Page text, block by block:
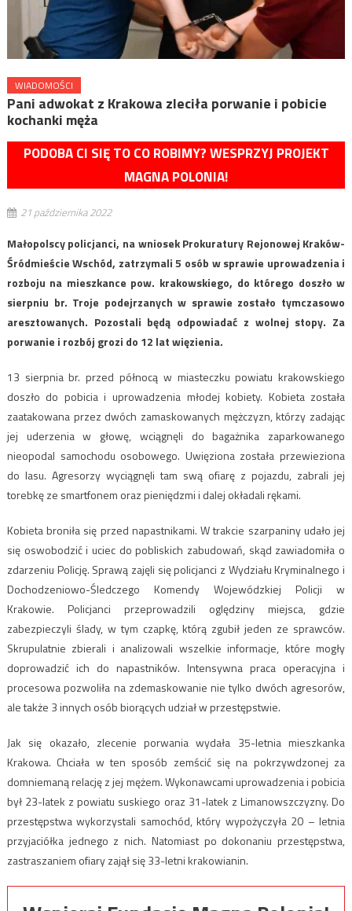
WIADOMOŚCI
Pani adwokat z Krakowa zleciła porwanie i pobicie
kochanki męża
PODOBA CI SIĘ TO CO ROBIMY? WESPRZYJ PROJEKT
MAGNA POLONIA!
21 października 2022
Małopolscy policjanci, na wniosek Prokuratury Rejonowej Kraków-
Śródmieście Wschód, zatrzymali 5 osób w sprawie uprowadzenia i
rozboju na mieszkance pow. krakowskiego, do którego doszło w
sierpniu br. Troje podejrzanych w sprawie zostało tymczasowo
aresztowanych. Pozostali będą odpowiadać z wolnej stopy. Za
porwanie i rozbój grozi do 12 lat więzienia.
13 sierpnia br. przed północą w miasteczku powiatu krakowskiego
doszło do pobicia i uprowadzenia młodej kobiety. Kobieta została
zaatakowana przez dwóch zamaskowanych mężczyzn, którzy zadając
jej uderzenia w głowę, wciągnęli do bagażnika zaparkowanego
nieopodal samochodu osobowego. Uwięziona została przewieziona
do lasu. Agresorzy wyciągnęli tam swą ofiarę z pojazdu, zabrali jej
torebkę ze smartfonem oraz pieniędzmi i dalej okładali rękami.
Kobieta broniła się przed napastnikami. W trakcie szarpaniny udało jej
się oswobodzić i uciec do pobliskich zabudowań, skąd zawiadomiła o
zdarzeniu Policję. Sprawą zajęli się policjanci z Wydziału Kryminalnego i
Dochodzeniowo-Śledczego Komendy Wojewódzkiej Policji w
Krakowie. Policjanci przeprowadzili oględziny miejsca, gdzie
zabezpieczyli ślady, w tym czapkę, którą zgubił jeden ze sprawców.
Skrupulatnie zbierali i analizowali wszelkie informacje, które mogły
doprowadzić ich do napastników. Intensywna praca operacyjna i
procesowa pozwoliła na zdemaskowanie nie tylko dwóch agresorów,
ale także 3 innych osób biorących udział w przestępstwie.
Jak się okazało, zlecenie porwania wydała 35-letnia mieszkanka
Krakowa. Chciała w ten sposób zemścić się na pokrzywdzonej za
domniemaną relację z jej mężem. Wykonawcami uprowadzenia i pobicia
był 23-latek z powiatu suskiego oraz 31-latek z Limanowszczyzny. Do
przestępstwa wykorzystali samochód, który wypożyczyła 20 – letnia
przyjaciółka jednego z nich. Natomiast po dokonaniu przestępstwa,
zastraszaniem ofiary zajął się 33-letni krakowianin.